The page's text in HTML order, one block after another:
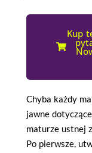
Kup
Chyba każdy
jawne
maturze ustnej
Po pierwsze,